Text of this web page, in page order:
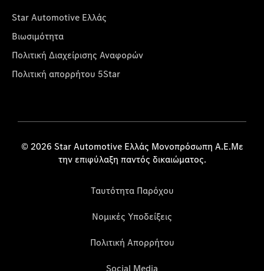
Star Automotive Ελλάς
Βιωσιμότητα
Πολιτική Διαχείρισης Αναφορών
Πολιτική απορρήτου 5Star
© 2026 Star Automotive Ελλάς Μονοπρόσωπη Α.Ε.Με
την επιφύλαξη παντός δικαιώματος.
Ταυτότητα Παρόχου
Νομικές Υποδείξεις
Πολιτική Απορρήτου
Social Media